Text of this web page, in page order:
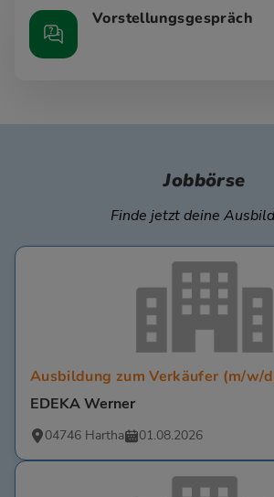
Vorstellungsgespräch
Jobbörse
Finde jetzt deine
Ausbildung zum Verkäufer (m/w/
EDEKA Werner
04746 Hartha 01.08.2026